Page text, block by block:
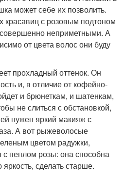
может себе их позволить.
с розовым подтоном
совершенно неприметными. А
от цвета волос они буду
прохладный оттенок. Он
и, в отличие от кофейно-
и брюнеткам, и шатенкам,
не слиться с обстановкой,
нужен яркий макияж с
А вот рыжеволосые
цветом радужки,
пеплом розы: она способна
сделать старше.